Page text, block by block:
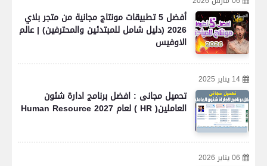
أفضل 5 تطبيقات مونتاج مجانية من متجر بلاي
2026 (دليل شامل للمبتدئين والمحترفين) | عالم
الاوفيس
14 يناير 2025
تحميل مجانى : افضل برنامج ادارة شئون
العاملين( HR ) لعام 2027 Human Resource
06 يناير 2026